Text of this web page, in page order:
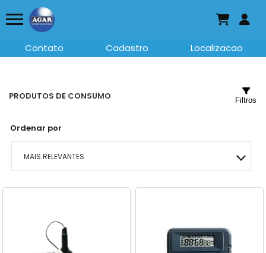
Contato Cadastro Localizacao
PRODUTOS DE CONSUMO
Ordenar por
MAIS RELEVANTES
MAIS VENDIDOS
MAIOR PREÇO
Filtros